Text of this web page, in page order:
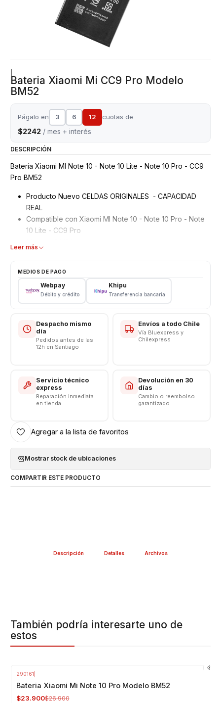
Bateria Xiaomi Mi CC9 Pro Modelo
BM52
Págalo en 3 6 12 cuotas de
$2242 / mes + interés
DESCRIPCIÓN
Batería Xiaomi MI Note 10 - Note 10 Lite - Note 10 Pro - CC9
Pro BM52
Producto Nuevo CELDAS ORIGINALES - CAPACIDAD
REAL
Compatible con Xiaomi MI Note 10 - Note 10 Pro - Note
10 Lite - CC9 Pro
Características
Tipo: Li - ion Battery
Voltaje: 3.8 v - 19.98Wh
Límite Voltaje: 4.4v
Leer más
MEDIOS DE PAGO
Webpay
Débito y crédito
Khipu
Transferencia bancaria
Despacho mismo
día
Pedidos antes de las
12h en Santiago
Envíos a todo Chile
Vía Bluexpress y
Chilexpress
Servicio técnico
express
Reparación inmediata
en tienda
Devolución en 30
días
Cambio o reembolso
garantizado
Agregar a la lista de favoritos
Mostrar stock de ubicaciones
COMPARTIR ESTE PRODUCTO
Descripción Detalles Archivos
También podría interesarte uno de
estos
290161
Bateria Xiaomi Mi Note 10 Pro Modelo BM52
$23.900$26.900